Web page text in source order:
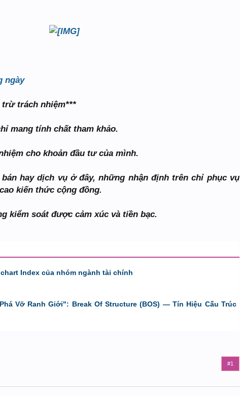
ngày
trừ trách nhiệm***
mang tính chất tham khảo.
cho khoản đầu tư của mình.
bán hay dịch vụ ở đây, những nhận định trên chỉ phục vụ
kiến thức cộng đồng.
kiểm soát được cảm xúc và tiền bạc.
Index của nhóm ngành tài chính
Vỡ Ranh Giới": Break Of Structure (BOS) — Tín Hiệu Cấu Trúc
#1